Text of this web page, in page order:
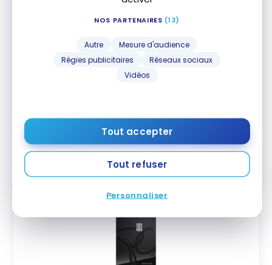
NOS PARTENAIRES (13)
Autre
Mesure d'audience
Régies publicitaires
Réseaux sociaux
Vidéos
Tout accepter
Tout refuser
Personnaliser
Carte MastercardMDPCMD
Aucuns frais annuels
Souscrire
En savoir plus